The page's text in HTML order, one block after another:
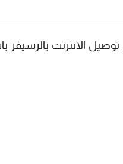
الانترنت بالرسيفر